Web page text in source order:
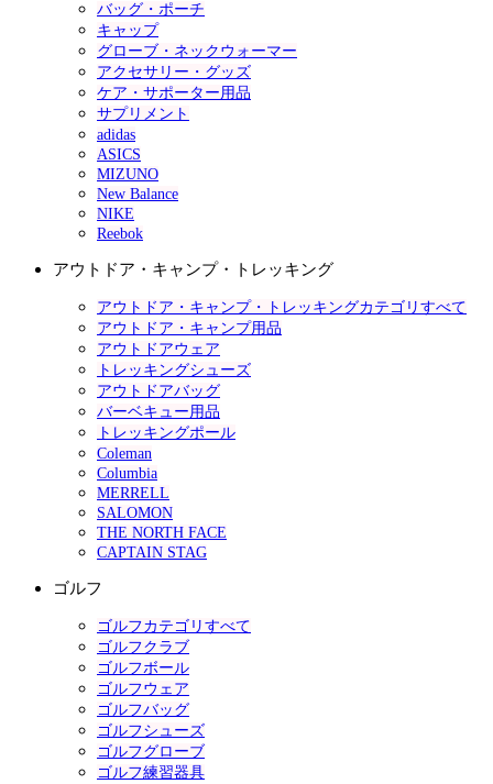
バッグ・ポーチ
キャップ
グローブ・ネックウォーマー
アクセサリー・グッズ
ケア・サポーター用品
サプリメント
adidas
ASICS
MIZUNO
New Balance
NIKE
Reebok
アウトドア・キャンプ・トレッキング
アウトドア・キャンプ・トレッキングカテゴリすべて
アウトドア・キャンプ用品
アウトドアウェア
トレッキングシューズ
アウトドアバッグ
バーベキュー用品
トレッキングポール
Coleman
Columbia
MERRELL
SALOMON
THE NORTH FACE
CAPTAIN STAG
ゴルフ
ゴルフカテゴリすべて
ゴルフクラブ
ゴルフボール
ゴルフウェア
ゴルフバッグ
ゴルフシューズ
ゴルフグローブ
ゴルフ練習器具